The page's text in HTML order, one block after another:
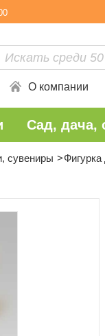
О компании
Сад, дача,
сувениры